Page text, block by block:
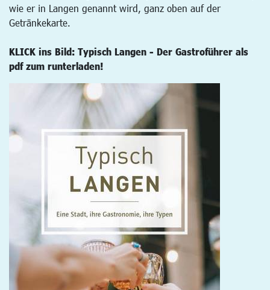
wie er in Langen genannt wird, ganz oben auf der
Getränkekarte.
KLICK ins Bild: Typisch Langen - Der Gastroführer als
pdf zum runterladen!